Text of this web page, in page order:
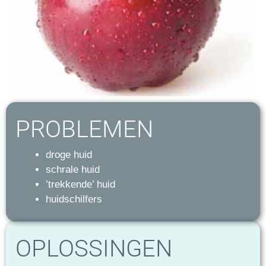
PROBLEMEN
droge huid
schrale huid
’trekkende’ huid
huidschilfers
OPLOSSINGEN